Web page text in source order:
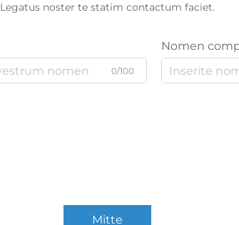
Legatus noster te statim contactum faciet.
0/100
Nomen
Mitte